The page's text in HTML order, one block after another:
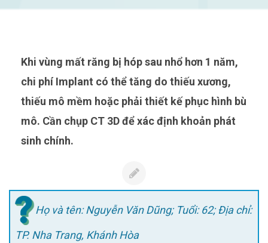
Khi vùng mất răng bị hóp sau nhổ hơn 1 năm,
chi phí Implant có thể tăng do thiếu xương,
thiếu mô mềm hoặc phải thiết kế phục hình bù
mô. Cần chụp CT 3D để xác định khoản phát
sinh chính.
Họ và tên: Nguyễn Văn Dũng; Tuổi: 62; Địa chỉ:
TP. Nha Trang, Khánh Hòa